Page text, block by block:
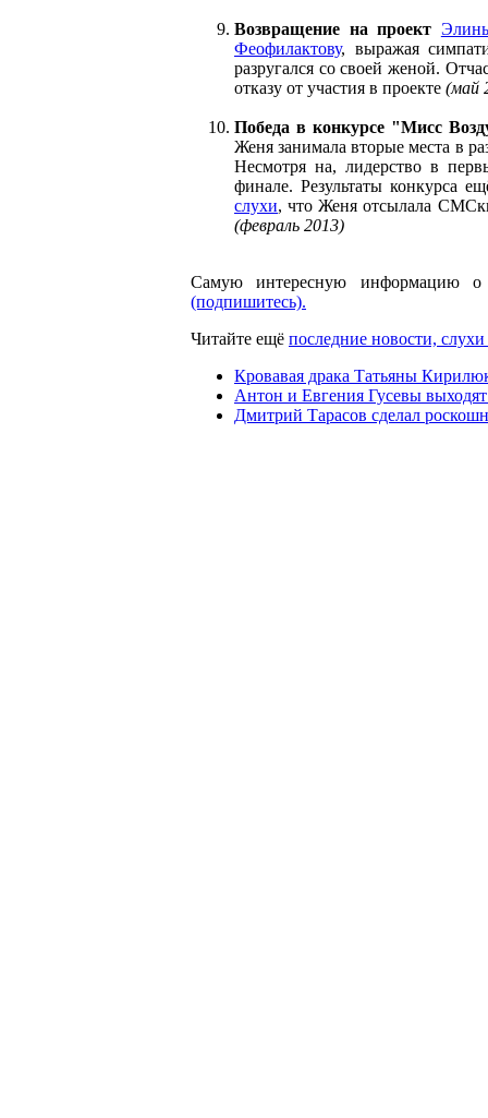
Возвращение на проект
Феофилактову, выражая
разругался со своей женой.
отказу от участия в проекте (май
Победа в конкурсе "Мисс
Женя занимала вторые места в
Несмотря на, лидерство в
финале. Результаты конкурса
слухи, что Женя отсылала
(февраль 2013)
Самую интересную информацию
(подпишитесь).
Читайте ещё последние новости,
Кровавая драка Татьяны
Антон и Евгения Гусевы
Дмитрий Тарасов сделал